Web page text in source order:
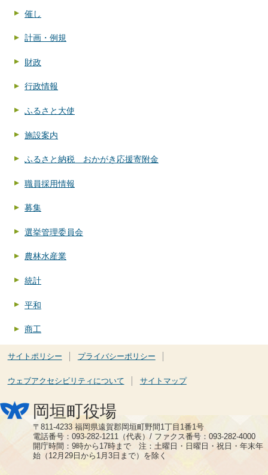
催し
計画・例規
財政
行政情報
ふるさと大使
施設案内
ふるさと納税 おかがき応援寄附金
職員採用情報
募集
選挙管理委員会
農林水産業
統計
平和
商工
サイトポリシー プライバシーポリシー
ウェブアクセシビリティについて サイトマップ
岡垣町役場
〒811-4233 福岡県遠賀郡岡垣町野間1丁目1番1号
電話番号：093-282-1211（代表）/ ファクス番号：093-282-4000
開庁時間：9時から17時まで 注：土曜日・日曜日・祝日・年末年
始（12月29日から1月3日まで）を除く